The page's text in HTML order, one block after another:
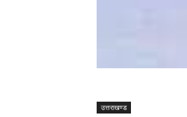
उत्तराखण्ड